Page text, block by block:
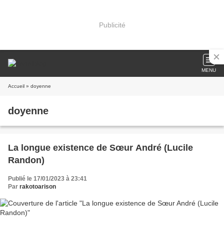
Publicité
MENU
Accueil » doyenne
doyenne
La longue existence de Sœur André (Lucile
Randon)
Publié le 17/01/2023 à 23:41
Par rakotoarison